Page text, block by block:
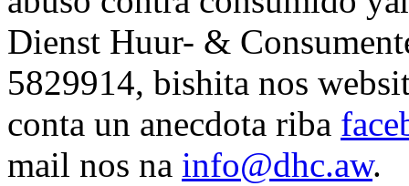
Dienst Huur- &
5829914, bishita nos
conta un anecdota riba
mail nos na info@dhc.aw.